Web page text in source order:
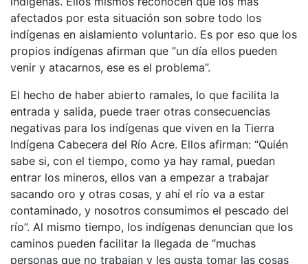
afectados por esta situación son sobre todo los
indígenas en aislamiento voluntario. Es por eso que los
propios indígenas afirman que “un día ellos pueden
venir y atacarnos, ese es el problema”.
El hecho de haber abierto ramales, lo que facilita la
entrada y salida, puede traer otras consecuencias
negativas para los indígenas que viven en la Tierra
Indígena Cabecera del Río Acre. Ellos afirman: “Quién
sabe si, con el tiempo, como ya hay ramal, puedan
entrar los mineros, ellos van a empezar a trabajar
sacando oro y otras cosas, y ahí el río va a estar
contaminado, y nosotros consumimos el pescado del
río”. Al mismo tiempo, los indígenas denuncian que los
caminos pueden facilitar la llegada de “muchas
personas que no trabajan y les gusta tomar las cosas